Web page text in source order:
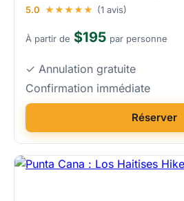
5.0 ★★★★★ (1 avis)
À partir de $195 par personne
✓ Annulation gratuite
Confirmation immédiate
Réserver